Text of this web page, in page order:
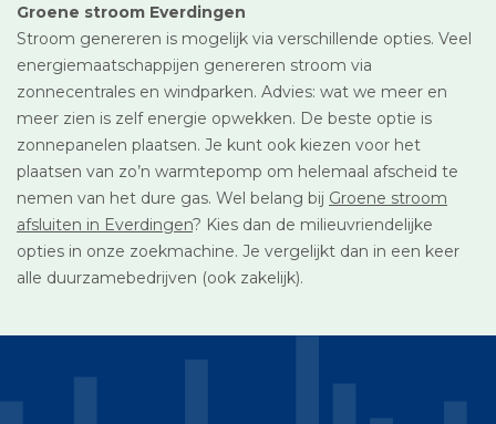
Groene stroom Everdingen
Stroom genereren is mogelijk via verschillende opties. Veel
energiemaatschappijen genereren stroom via
zonnecentrales en windparken. Advies: wat we meer en
meer zien is zelf energie opwekken. De beste optie is
zonnepanelen plaatsen. Je kunt ook kiezen voor het
plaatsen van zo’n warmtepomp om helemaal afscheid te
nemen van het dure gas. Wel belang bij Groene stroom
afsluiten in Everdingen? Kies dan de milieuvriendelijke
opties in onze zoekmachine. Je vergelijkt dan in een keer
alle duurzamebedrijven (ook zakelijk).